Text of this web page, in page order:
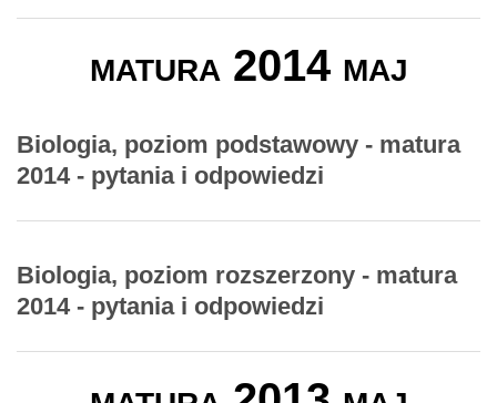
matura 2014 maj
Biologia, poziom podstawowy - matura
2014 - pytania i odpowiedzi
Biologia, poziom rozszerzony - matura
2014 - pytania i odpowiedzi